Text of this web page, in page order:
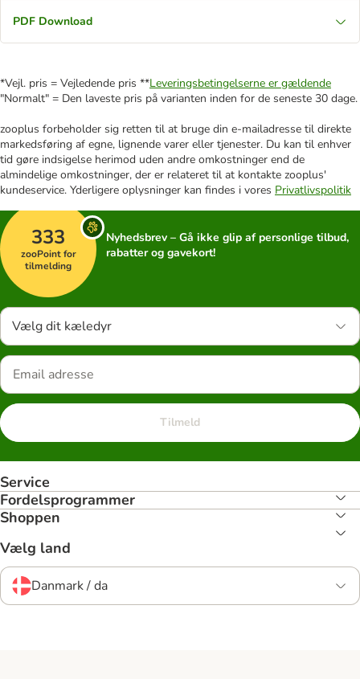
PDF Download
*Vejl. pris = Vejledende pris **Leveringsbetingelserne er gældende
"Normalt" = Den laveste pris på varianten inden for de seneste 30 dage.
zooplus forbeholder sig retten til at bruge din e-mailadresse til direkte
markedsføring af egne, lignende varer eller tjenester. Du kan til enhver
tid gøre indsigelse herimod uden andre omkostninger end de
almindelige omkostninger, der er relateret til at kontakte zooplus'
kundeservice. Yderligere oplysninger kan findes i vores Privatlivspolitik
333
zooPoint for
tilmelding
Nyhedsbrev – Gå ikke glip af personlige tilbud,
rabatter og gavekort!
Vælg dit kæledyr
Tilmeld
Service
Fordelsprogrammer
Shoppen
Vælg land
Danmark / da